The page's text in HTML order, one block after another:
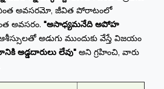
ఎంత అవసరమో, జీవిత పోరాటంలో
అవసరం. "అసాధ్యమనేది అపోహ
అడుగు ముందుకు వేస్తే విజయం
అడ్డదారులు లేవు" అని గ్రహించి, వారు